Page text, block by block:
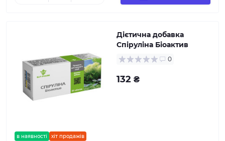
в наявності хіт продажів
Дієтична добавка
Спіруліна Біоактив
0
132 ₴